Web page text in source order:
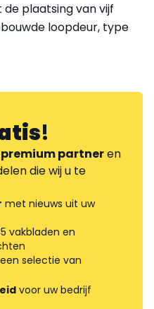
plaatsing van vijf
loopdeur, type
!
premium partneren
die wij u te
met nieuws uit uw
vakbladen en
selectie van
voor uw bedrijf